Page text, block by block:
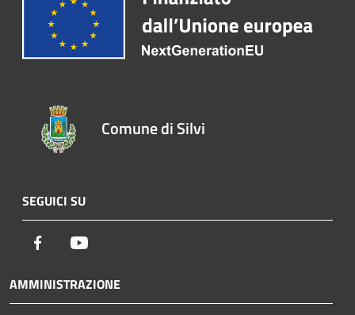
Comune di Silvi
SEGUICI SU
Facebook
AMMINISTRAZIONE